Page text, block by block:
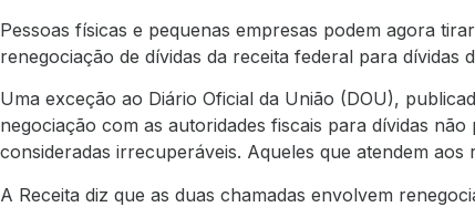
Pessoas físicas e pequenas empresas podem agora
renegociação de dívidas da receita federal para dívidas
Uma exceção ao Diário Oficial da União (DOU),
negociação com as autoridades fiscais para dívidas
consideradas irrecuperáveis. Aqueles que atendem aos
A Receita diz que as duas chamadas envolvem